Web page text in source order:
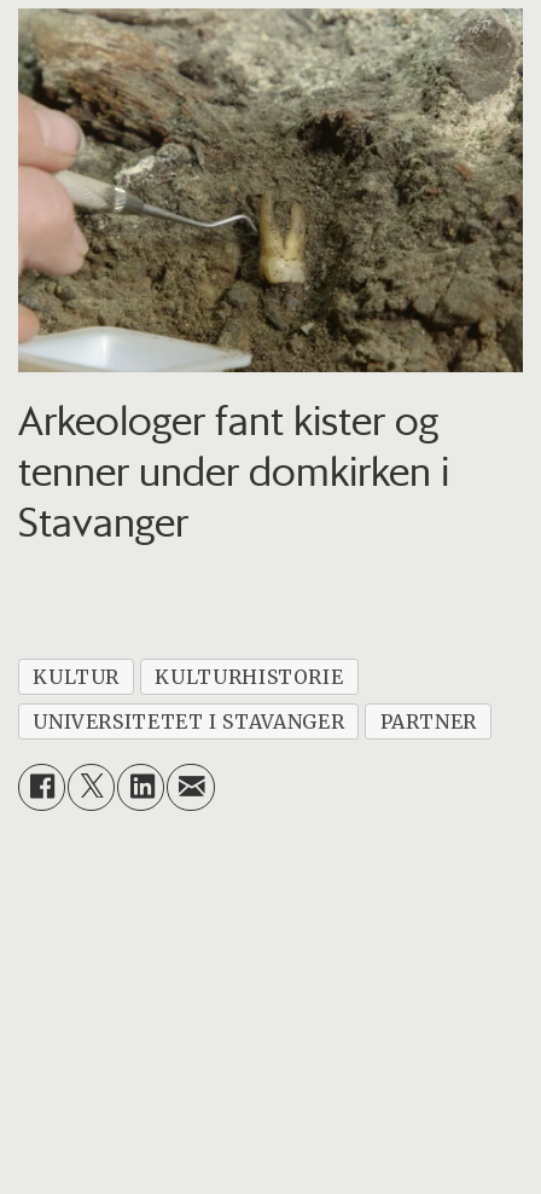
Arkeologer fant kister og
tenner under domkirken i
Stavanger
KULTUR
KULTURHISTORIE
UNIVERSITETET I STAVANGER
PARTNER